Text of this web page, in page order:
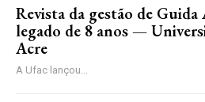
Revista da gestão de
legado de 8 anos —
Acre
A Ufac lançou...